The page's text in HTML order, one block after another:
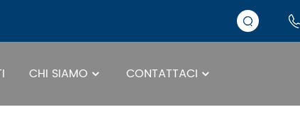
CHI SIAMO CONTATTACI
Rulli